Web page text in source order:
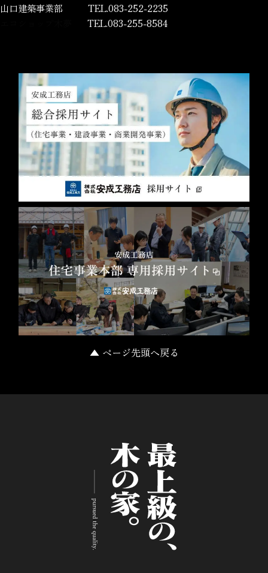
山口建築事業部
TEL.083-252-2235
TEL.083-255-8584
▲ ページ先頭へ戻る